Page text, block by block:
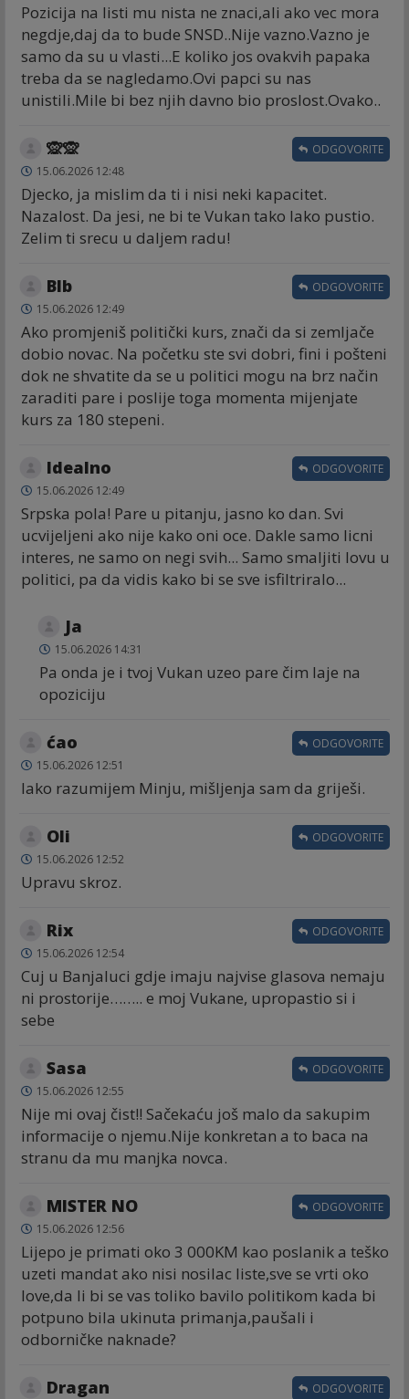
Pozicija na listi mu nista ne znaci,ali ako vec mora
negdje,daj da to bude SNSD..Nije vazno.Vazno je
samo da su u vlasti...E koliko jos ovakvih papaka
treba da se nagledamo.Ovi papci su nas
unistili.Mile bi bez njih davno bio proslost.Ovako..
🙊🙊
15.06.2026 12:48
Djecko, ja mislim da ti i nisi neki kapacitet.
Nazalost. Da jesi, ne bi te Vukan tako lako pustio.
Zelim ti srecu u daljem radu!
ODGOVORITE
Blb
15.06.2026 12:49
Ako promjeniš politički kurs, znači da si zemljače
dobio novac. Na početku ste svi dobri, fini i pošteni
dok ne shvatite da se u politici mogu na brz način
zaraditi pare i poslije toga momenta mijenjate
kurs za 180 stepeni.
ODGOVORITE
Idealno
15.06.2026 12:49
Srpska pola! Pare u pitanju, jasno ko dan. Svi
ucvijeljeni ako nije kako oni oce. Dakle samo licni
interes, ne samo on negi svih... Samo smaljiti lovu u
politici, pa da vidis kako bi se sve isfiltriralo...
ODGOVORITE
Ja
15.06.2026 14:31
Pa onda je i tvoj Vukan uzeo pare čim laje na
opoziciju
ćao
15.06.2026 12:51
Iako razumijem Minju, mišljenja sam da griješi.
ODGOVORITE
Oli
15.06.2026 12:52
Upravu skroz.
ODGOVORITE
Rix
15.06.2026 12:54
Cuj u Banjaluci gdje imaju najvise glasova nemaju
ni prostorije…….. e moj Vukane, upropastio si i
sebe
ODGOVORITE
Sasa
15.06.2026 12:55
Nije mi ovaj čist!! Sačekaću još malo da sakupim
informacije o njemu.Nije konkretan a to baca na
stranu da mu manjka novca.
ODGOVORITE
MISTER NO
15.06.2026 12:56
Lijepo je primati oko 3 000KM kao poslanik a teško
uzeti mandat ako nisi nosilac liste,sve se vrti oko
love,da li bi se vas toliko bavilo politikom kada bi
potpuno bila ukinuta primanja,paušali i
odborničke naknade?
ODGOVORITE
Dragan ODGOVORITE